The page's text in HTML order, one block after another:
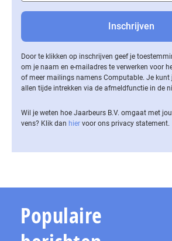
Door te klikken op inschrijven geef je
om je naam en e-mailadres te verwerken voor
of meer mailings namens Computable. Je kunt
allen tijde intrekken via de af­meld­func­tie in de
Wil je weten hoe Jaarbeurs B.V. omgaat met
vens? Klik dan hier voor ons privacy statement.
Populaire